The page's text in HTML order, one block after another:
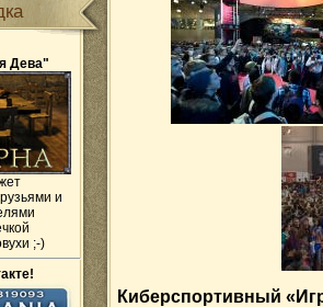
Дева"
и
;-)
Киберспортивный